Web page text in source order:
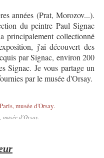
années (Prat, Morozov...).
du peintre Paul Signac
principalement collectionné
j'ai découvert des
par Signac, environ 200
Signac. Je vous partage un
par le musée d'Orsay.
d'Orsay.